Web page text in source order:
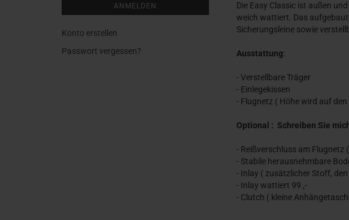
Die Easy Classic ist außen
weich wattiert. Das
Sicherungsleine sowie
Ausstattung:
- Verstellbare Träger
- Einlegekissen
- Flugnetz ( Höhe wird auf
Optional : Schreiben Sie
- Reißverschluss am Flugnetz
- Stabile herausnehmbare
- Inlay ( zusätzlicher Stoff,
- Inlay wattiert 99 ,-
- Clutch ( kleine
ANMELDEN
Konto erstellen
Passwort vergessen?